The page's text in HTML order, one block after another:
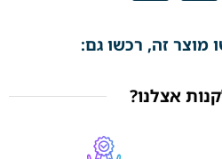
מוצר זה, רכשו גם:
אצלנו?